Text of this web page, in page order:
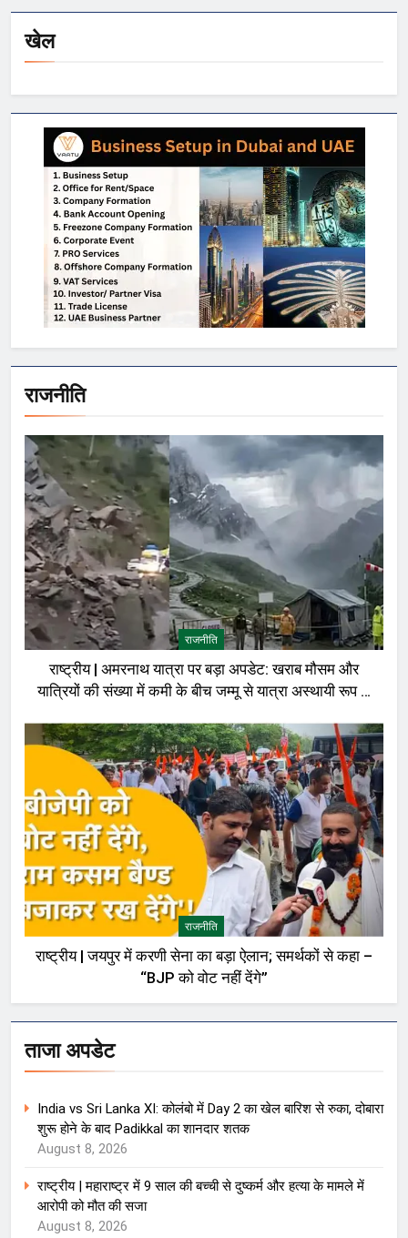
खेल
राजनीति
राजनीति
राष्ट्रीय | अमरनाथ यात्रा पर बड़ा अपडेट: खराब मौसम और
यात्रियों की संख्या में कमी के बीच जम्मू से यात्रा अस्थायी रूप से
राजनीति
राष्ट्रीय | जयपुर में करणी सेना का बड़ा ऐलान; समर्थकों से कहा –
“BJP को वोट नहीं देंगे”
ताजा अपडेट
India vs Sri Lanka XI: कोलंबो में Day 2 का खेल बारिश से रुका, दोबारा
शुरू होने के बाद Padikkal का शानदार शतक
August 8, 2026
राष्ट्रीय | महाराष्ट्र में 9 साल की बच्ची से दुष्कर्म और हत्या के मामले में
आरोपी को मौत की सजा
August 8, 2026